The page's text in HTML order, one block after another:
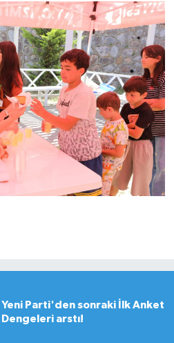
Yeni Parti'den sonraki İlk Anket
Dengeleri arstı!